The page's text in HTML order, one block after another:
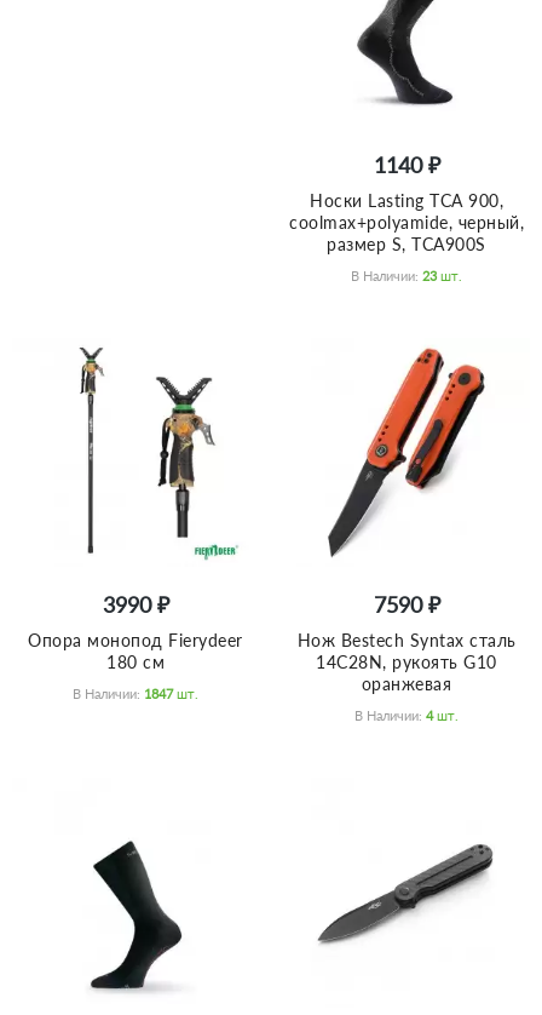
1140 ₽
Носки Lasting TCA 900,
coolmax+polyamide, черный,
размер S, TCA900S
В Наличии: 23 Шт.
3990 ₽
Опора монопод Fierydeer
180 см
В Наличии: 1847 Шт.
7590 ₽
Нож Bestech Syntax сталь
14C28N, рукоять G10
оранжевая
В Наличии: 4 Шт.